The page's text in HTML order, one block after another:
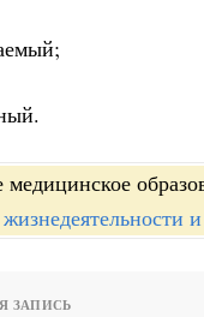
ЗАПИСЬ